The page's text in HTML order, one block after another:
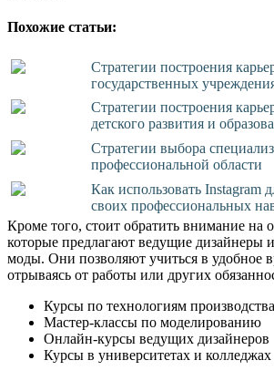
Похожие статьи:
Стратегии построения
государственных
Стратегии построения
детского развития и
Стратегии выбора
профессиональной области
Как использовать Instagram
своих профессиональных
Кроме того, стоит обратить внимание на
которые предлагают ведущие дизайнеры
моды. Они позволяют учиться в удобное
отрываясь от работы или других
Курсы по технологиям
Мастер-классы по моделированию
Онлайн-курсы ведущих дизайнеров
Курсы в университетах и колледжах